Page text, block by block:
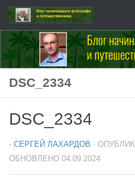
Перейти к содержимому
DSC_2334
DSC_2334
- СЕРГЕЙ ЛАХАРДОВ ·
ОБНОВЛЕНО 04.09.2024